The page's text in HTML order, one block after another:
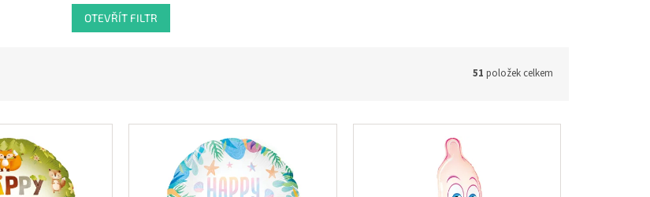
OTEVŘÍT FILTR
51 položek celkem